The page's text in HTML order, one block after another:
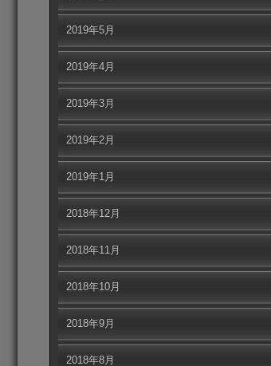
2019年5月
2019年4月
2019年3月
2019年2月
2019年1月
2018年12月
2018年11月
2018年10月
2018年9月
2018年8月